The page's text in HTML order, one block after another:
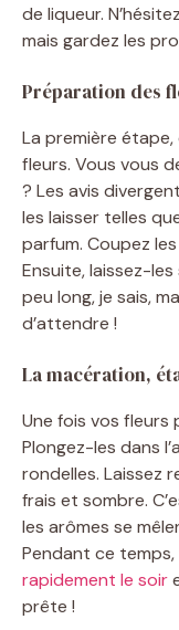
de liqueur.
mais gardez les
Préparation des
La première
fleurs. Vous vous
? Les avis
les laisser telles
parfum. Coupez
Ensuite, laissez-
peu long, je sais,
d’attendre !
La macération,
Une fois vos fleurs
Plongez-les dans
rondelles. Laissez
frais et sombre.
les arômes se
Pendant ce
rapidement le soir
prête !